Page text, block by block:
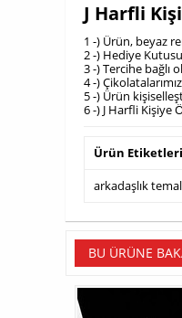
J Harfli
1 -) Ürün, beyaz
2 -) Hediye
3 -) Tercihe bağlı
4 -)
5 -) Ürün
6 -) J Harfli Kişiye
Ürün Etiketleri
arkadaşlık
BU ÜRÜNE